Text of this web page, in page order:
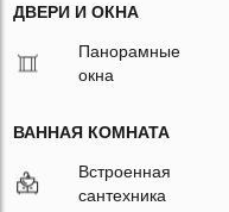
ДВЕРИ И ОКНА
Панорамные
окна
ВАННАЯ КОМНАТА
Встроенная
сантехника